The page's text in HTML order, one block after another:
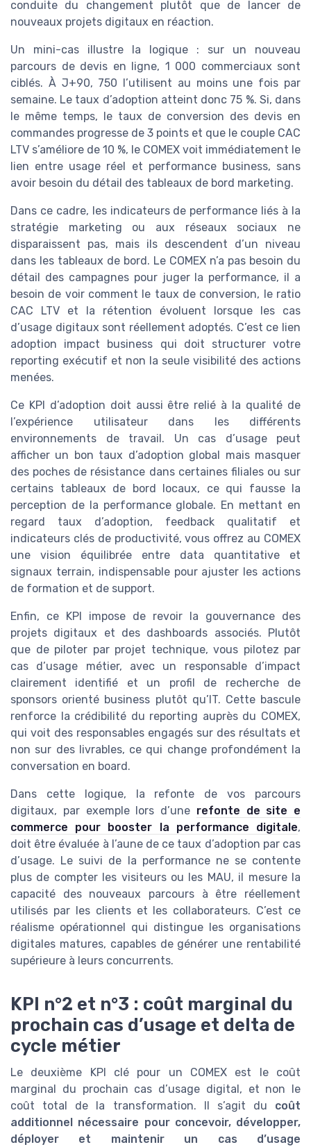
conduite du changement plutôt que de lancer de
nouveaux projets digitaux en réaction.
Un mini-cas illustre la logique : sur un nouveau
parcours de devis en ligne, 1 000 commerciaux sont
ciblés. À J+90, 750 l’utilisent au moins une fois par
semaine. Le taux d’adoption atteint donc 75 %. Si, dans
le même temps, le taux de conversion des devis en
commandes progresse de 3 points et que le couple CAC
LTV s’améliore de 10 %, le COMEX voit immédiatement le
lien entre usage réel et performance business, sans
avoir besoin du détail des tableaux de bord marketing.
Dans ce cadre, les indicateurs de performance liés à la
stratégie marketing ou aux réseaux sociaux ne
disparaissent pas, mais ils descendent d’un niveau
dans les tableaux de bord. Le COMEX n’a pas besoin du
détail des campagnes pour juger la performance, il a
besoin de voir comment le taux de conversion, le ratio
CAC LTV et la rétention évoluent lorsque les cas
d’usage digitaux sont réellement adoptés. C’est ce lien
adoption impact business qui doit structurer votre
reporting exécutif et non la seule visibilité des actions
menées.
Ce KPI d’adoption doit aussi être relié à la qualité de
l’expérience utilisateur dans les différents
environnements de travail. Un cas d’usage peut
afficher un bon taux d’adoption global mais masquer
des poches de résistance dans certaines filiales ou sur
certains tableaux de bord locaux, ce qui fausse la
perception de la performance globale. En mettant en
regard taux d’adoption, feedback qualitatif et
indicateurs clés de productivité, vous offrez au COMEX
une vision équilibrée entre data quantitative et
signaux terrain, indispensable pour ajuster les actions
de formation et de support.
Enfin, ce KPI impose de revoir la gouvernance des
projets digitaux et des dashboards associés. Plutôt
que de piloter par projet technique, vous pilotez par
cas d’usage métier, avec un responsable d’impact
clairement identifié et un profil de recherche de
sponsors orienté business plutôt qu’IT. Cette bascule
renforce la crédibilité du reporting auprès du COMEX,
qui voit des responsables engagés sur des résultats et
non sur des livrables, ce qui change profondément la
conversation en board.
Dans cette logique, la refonte de vos parcours
digitaux, par exemple lors d’une refonte de site e
commerce pour booster la performance digitale,
doit être évaluée à l’aune de ce taux d’adoption par cas
d’usage. Le suivi de la performance ne se contente
plus de compter les visiteurs ou les MAU, il mesure la
capacité des nouveaux parcours à être réellement
utilisés par les clients et les collaborateurs. C’est ce
réalisme opérationnel qui distingue les organisations
digitales matures, capables de générer une rentabilité
supérieure à leurs concurrents.
KPI n°2 et n°3 : coût marginal du
prochain cas d’usage et delta de
cycle métier
Le deuxième KPI clé pour un COMEX est le coût
marginal du prochain cas d’usage digital, et non le
coût total de la transformation. Il s’agit du coût
additionnel nécessaire pour concevoir, développer,
déployer et maintenir un cas d’usage